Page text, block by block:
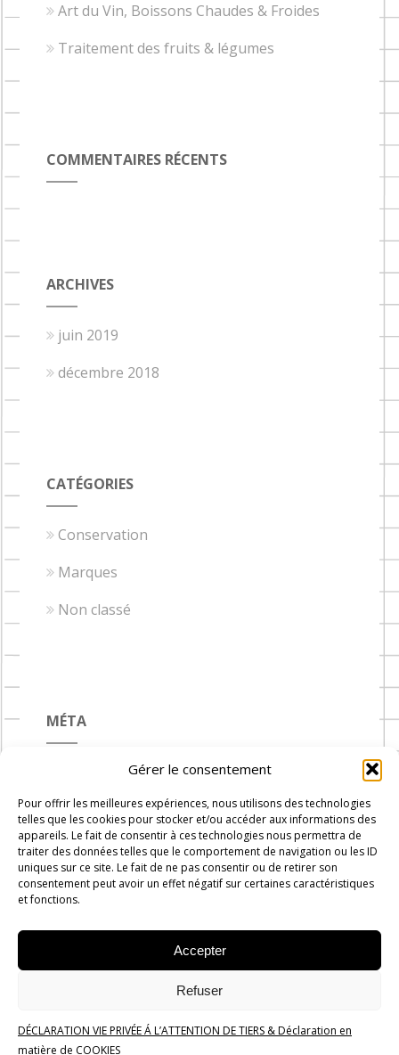
Gérer le consentement
Pour offrir les meilleures expériences, nous utilisons des technologies
telles que les cookies pour stocker et/ou accéder aux informations des
appareils. Le fait de consentir à ces technologies nous permettra de
traiter des données telles que le comportement de navigation ou les ID
uniques sur ce site. Le fait de ne pas consentir ou de retirer son
consentement peut avoir un effet négatif sur certaines caractéristiques
et fonctions.
Accepter
Refuser
DÉCLARATION VIE PRIVÉE Á L’ATTENTION DE TIERS & Déclaration en
matière de COOKIES
Art du Vin, Boissons Chaudes & Froides
Traitement des fruits & légumes
COMMENTAIRES RÉCENTS
ARCHIVES
juin 2019
décembre 2018
CATÉGORIES
Conservation
Marques
Non classé
MÉTA
Connexion
Flux des publications
Flux des commentaires
Site de WordPress-FR
Carnets de Cuisine © 2019 -2026-AdministrationRue du
progrès n°7, 1300 Wavre
Politique de confidentialité